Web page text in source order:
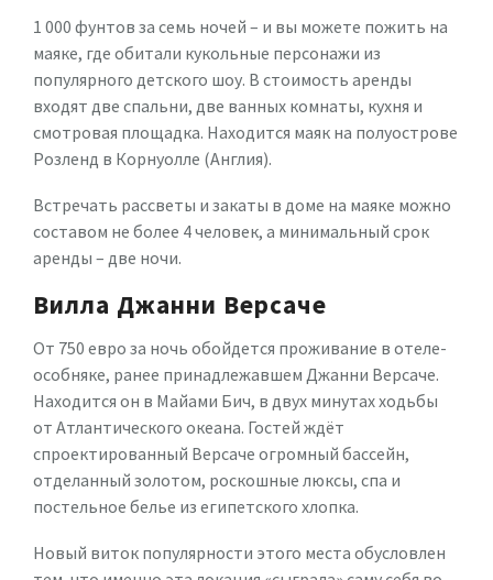
1 000 фунтов за семь ночей – и вы можете пожить на
маяке, где обитали кукольные персонажи из
популярного детского шоу. В стоимость аренды
входят две спальни, две ванных комнаты, кухня и
смотровая площадка. Находится маяк на полуострове
Розленд в Корнуолле (Англия).
Встречать рассветы и закаты в доме на маяке можно
составом не более 4 человек, а минимальный срок
аренды – две ночи.
Вилла Джанни Версаче
От 750 евро за ночь обойдется проживание в отеле-
особняке, ранее принадлежавшем Джанни Версаче.
Находится он в Майами Бич, в двух минутах ходьбы
от Атлантического океана. Гостей ждёт
спроектированный Версаче огромный бассейн,
отделанный золотом, роскошные люксы, спа и
постельное белье из египетского хлопка.
Новый виток популярности этого места обусловлен